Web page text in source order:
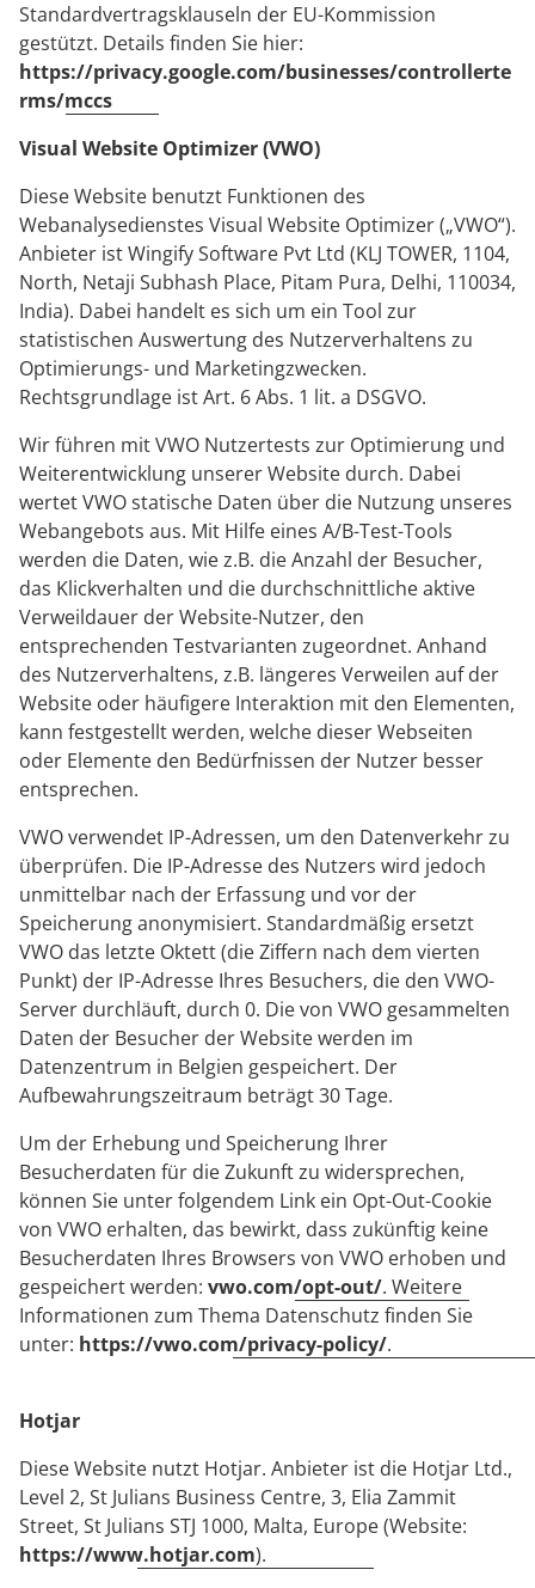
Standardvertragsklauseln der EU-Kommission
gestützt. Details finden Sie hier:
https://privacy.google.com/businesses/controllerte
rms/mccs
Visual Website Optimizer (VWO)
Diese Website benutzt Funktionen des
Webanalysedienstes Visual Website Optimizer („VWO“).
Anbieter ist Wingify Software Pvt Ltd (KLJ TOWER, 1104,
North, Netaji Subhash Place, Pitam Pura, Delhi, 110034,
India). Dabei handelt es sich um ein Tool zur
statistischen Auswertung des Nutzerverhaltens zu
Optimierungs- und Marketingzwecken.
Rechtsgrundlage ist Art. 6 Abs. 1 lit. a DSGVO.
Wir führen mit VWO Nutzertests zur Optimierung und
Weiterentwicklung unserer Website durch. Dabei
wertet VWO statische Daten über die Nutzung unseres
Webangebots aus. Mit Hilfe eines A/B-Test-Tools
werden die Daten, wie z.B. die Anzahl der Besucher,
das Klickverhalten und die durchschnittliche aktive
Verweildauer der Website-Nutzer, den
entsprechenden Testvarianten zugeordnet. Anhand
des Nutzerverhaltens, z.B. längeres Verweilen auf der
Website oder häufigere Interaktion mit den Elementen,
kann festgestellt werden, welche dieser Webseiten
oder Elemente den Bedürfnissen der Nutzer besser
entsprechen.
VWO verwendet IP-Adressen, um den Datenverkehr zu
überprüfen. Die IP-Adresse des Nutzers wird jedoch
unmittelbar nach der Erfassung und vor der
Speicherung anonymisiert. Standardmäßig ersetzt
VWO das letzte Oktett (die Ziffern nach dem vierten
Punkt) der IP-Adresse Ihres Besuchers, die den VWO-
Server durchläuft, durch 0. Die von VWO gesammelten
Daten der Besucher der Website werden im
Datenzentrum in Belgien gespeichert. Der
Aufbewahrungszeitraum beträgt 30 Tage.
Um der Erhebung und Speicherung Ihrer
Besucherdaten für die Zukunft zu widersprechen,
können Sie unter folgendem Link ein Opt-Out-Cookie
von VWO erhalten, das bewirkt, dass zukünftig keine
Besucherdaten Ihres Browsers von VWO erhoben und
gespeichert werden: vwo.com/opt-out/. Weitere
Informationen zum Thema Datenschutz finden Sie
unter: https://vwo.com/privacy-policy/.
Hotjar
Diese Website nutzt Hotjar. Anbieter ist die Hotjar Ltd.,
Level 2, St Julians Business Centre, 3, Elia Zammit
Street, St Julians STJ 1000, Malta, Europe (Website:
https://www.hotjar.com).